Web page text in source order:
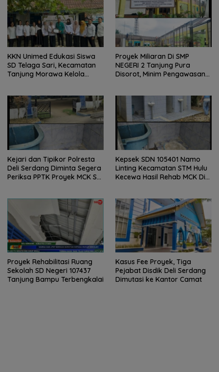
KKN Unimed Edukasi Siswa
SD Telaga Sari, Kecamatan
Tanjung Morawa Kelola
Proyek Miliaran Di SMP
NEGERI 2 Tanjung Pura
Disorot, Minim Pengawasan
Kejari dan Tipikor Polresta
Deli Serdang Diminta Segera
Periksa PPTK Proyek MCK SD
Kepsek SDN 105401 Namo
Linting Kecamatan STM Hulu
Kecewa Hasil Rehab MCK Di
Proyek Rehabilitasi Ruang
Sekolah SD Negeri 107437
Tanjung Bampu Terbengkalai
Kasus Fee Proyek, Tiga
Pejabat Disdik Deli Serdang
Dimutasi ke Kantor Camat